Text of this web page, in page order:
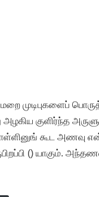
குளிர்ந்த
கூட
() யாகும்.